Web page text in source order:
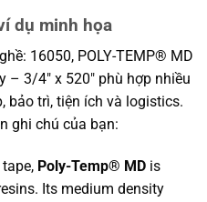
dụ minh họa
16050, POLY-TEMP® MD
– 3/4″ x 520″ phù hợp nhiều
bảo trì, tiện ích và logistics.
ghi chú của bạn:
Poly-Temp® MD is
Its medium density